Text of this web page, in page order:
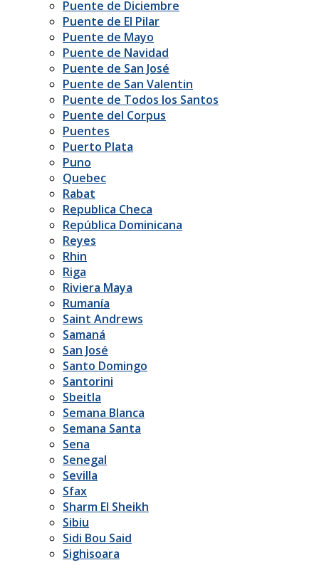
Puente de Diciembre
Puente de El Pilar
Puente de Mayo
Puente de Navidad
Puente de San José
Puente de San Valentin
Puente de Todos los Santos
Puente del Corpus
Puentes
Puerto Plata
Puno
Quebec
Rabat
Republica Checa
República Dominicana
Reyes
Rhin
Riga
Riviera Maya
Rumanía
Saint Andrews
Samaná
San José
Santo Domingo
Santorini
Sbeitla
Semana Blanca
Semana Santa
Sena
Senegal
Sevilla
Sfax
Sharm El Sheikh
Sibiu
Sidi Bou Said
Sighisoara